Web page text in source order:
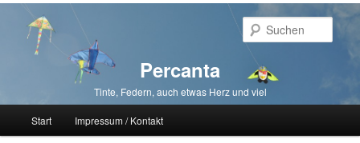
Percanta
Tinte, Federn, auch etwas Herz und viel
Zum primären Inhalt springen
Zum sekundären Inhalt springen
Start Impressum / Kontakt